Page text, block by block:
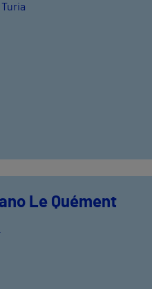
Le Quément